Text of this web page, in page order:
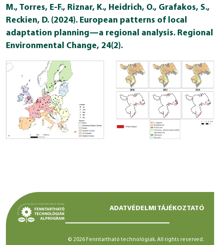
M., Torres, E-F., Riznar, K., Heidrich, O., Grafakos, S.,
Reckien, D. (2024). European patterns of local
adaptation planning—a regional analysis. Regional
Environmental Change, 24(2).
ADATVÉDELMI TÁJÉKOZTATÓ
© 2026 Fenntartható technológiák. All rights reserved.